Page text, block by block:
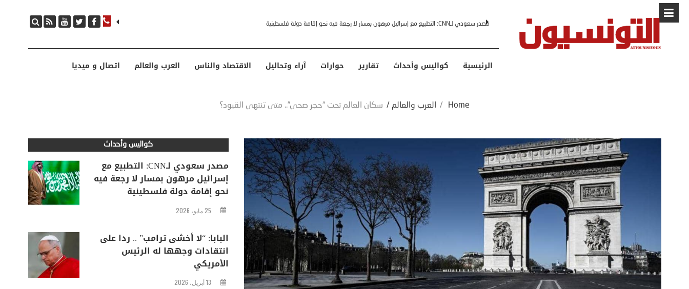
مصدر سعودي لـCNN: التطبيع مع إسرائيل مرهون بمسار لا رجعة فيه نحو إقامة دولة فلسطينية البابا: “لا أخشى ترامب” .. ردا على انتقادات وجهها له الرئيس الأمريكي
الرئيسية كواليس وأحداث تقارير حوارات آراء وتحاليل الاقتصاد والناس العرب والعالم اتصال و ميديا
Home
/ العرب والعالم / سكان العالم تحت “حجر صحي”.. متى تنتهي القيود؟
كواليس وأحداث
مصدر سعودي لـCNN: التطبيع مع
إسرائيل مرهون بمسار لا رجعة فيه
نحو إقامة دولة فلسطينية
25 مايو، 2026
البابا: “لا أخشى ترامب” .. ردا على
انتقادات وجهها له الرئيس
الأمريكي
13 أبريل، 2026